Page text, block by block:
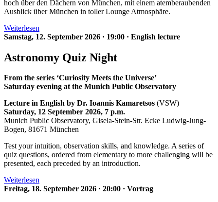
hoch über den Dächern von München, mit einem atemberaubenden
Ausblick über München in toller Lounge Atmosphäre.
Weiterlesen
Samstag, 12. September 2026 · 19:00 · English lecture
Astronomy Quiz Night
From the series ‘Curiosity Meets the Universe’
Saturday evening at the Munich Public Observatory
Lecture in English by Dr. Ioannis Kamaretsos (VSW)
Saturday, 12 September 2026, 7 p.m.
Munich Public Observatory, Gisela-Stein-Str. Ecke Ludwig-Jung-
Bogen, 81671 München
Test your intuition, observation skills, and knowledge. A series of
quiz questions, ordered from elementary to more challenging will be
presented, each preceded by an introduction.
Weiterlesen
Freitag, 18. September 2026 · 20:00 · Vortrag